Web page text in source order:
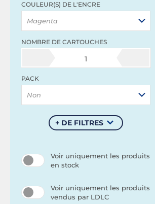
COULEUR(S) DE L'ENCRE
Magenta
NOMBRE DE CARTOUCHES
1
PACK
Non
+ DE FILTRES
Voir uniquement les produits
en stock
Voir uniquement les produits
vendus par LDLC